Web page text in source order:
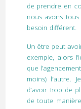
de prendre en
nous avons
besoin différent.
Un être peut
exemple, alors
que
moins) l’autre.
d’avoir trop de
de toute